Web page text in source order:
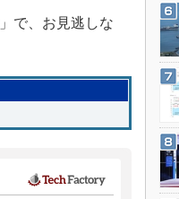
」で、お見逃しな